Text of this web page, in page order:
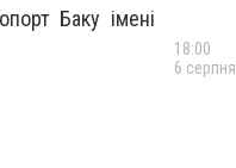
Баку імені
18:00
6 серпня